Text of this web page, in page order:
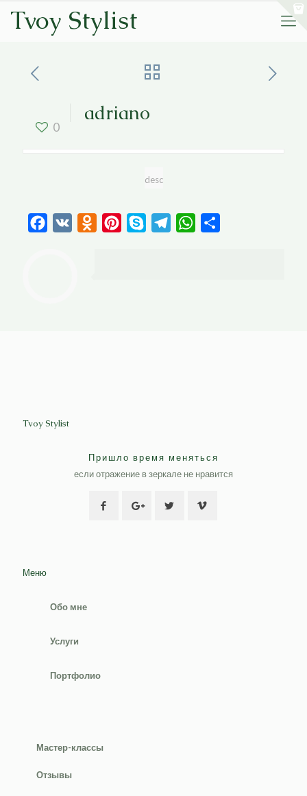
Tvoy Stylist
0
adriano
desc
Facebook
VK Odnoklassniki
Pinterest
Skype TelegramWhatsApp
Tvoy Stylist
Пришло время меняться
если отражение в зеркале не нравится
Меню
Обо мне
Услуги
Портфолио
Мастер-классы
Отзывы